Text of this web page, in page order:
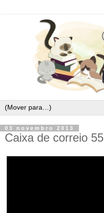
03 novembro 2013
Caixa de correio 55